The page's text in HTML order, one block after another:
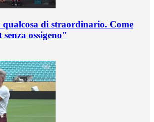
di straordinario. Come
senza ossigeno"